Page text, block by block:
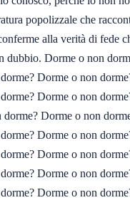
popolizzale che
alla verità di fede
dubbio. Dorme o non
Dorme o non
Dorme o non
dorme? Dorme o non
Dorme o non
Dorme o non
Dorme o non
Dorme o non